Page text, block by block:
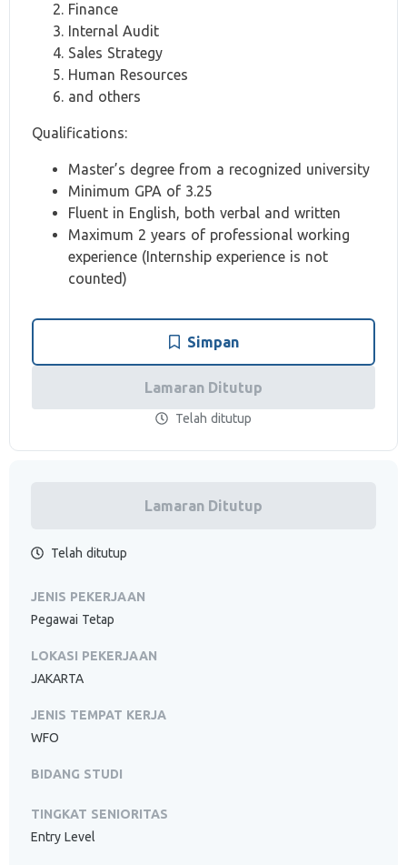
Finance
Internal Audit
Sales Strategy
Human Resources
and others
Qualifications:
Master’s degree from a recognized university
Minimum GPA of 3.25
Fluent in English, both verbal and written
Maximum 2 years of professional working
experience (Internship experience is not
counted)
Simpan
Lamaran Ditutup
Telah ditutup
Lamaran Ditutup
Telah ditutup
JENIS PEKERJAAN
Pegawai Tetap
LOKASI PEKERJAAN
JAKARTA
JENIS TEMPAT KERJA
WFO
BIDANG STUDI
TINGKAT SENIORITAS
Entry Level